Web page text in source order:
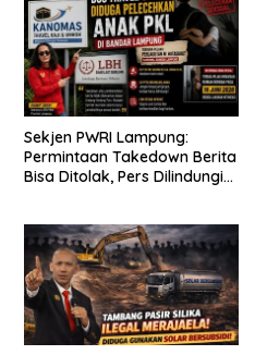
Sekjen PWRI Lampung:
Permintaan Takedown Berita
Bisa Ditolak, Pers Dilindungi